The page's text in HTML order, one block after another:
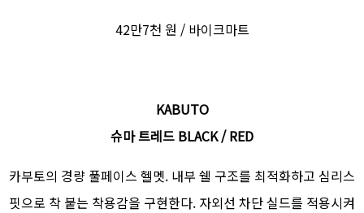
42만7천 원 / 바이크마트
KABUTO
슈마 트레드 BLACK / RED
카부토의 경량 풀페이스 헬멧. 내부 쉘 구조를 최적화하고 심리스
핏으로 착 붙는 착용감을 구현한다. 자외선 차단 실드를 적용시켜